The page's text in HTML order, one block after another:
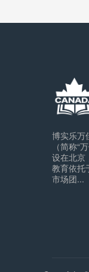
博实乐万
（简称“
设在北京
教育依托
市场团...